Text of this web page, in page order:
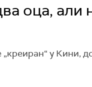
оца, али
у Кини,